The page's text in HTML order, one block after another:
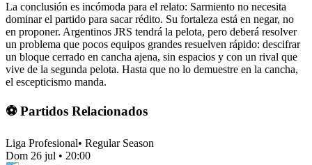
La conclusión es incómoda para el relato: Sarmiento no necesita
dominar el partido para sacar rédito. Su fortaleza está en negar, no
en proponer. Argentinos JRS tendrá la pelota, pero deberá resolver
un problema que pocos equipos grandes resuelven rápido: descifrar
un bloque cerrado en cancha ajena, sin espacios y con un rival que
vive de la segunda pelota. Hasta que no lo demuestre en la cancha,
el escepticismo manda.
⚽ Partidos Relacionados
Liga Profesional• Regular Season
Dom 26 jul • 20:00